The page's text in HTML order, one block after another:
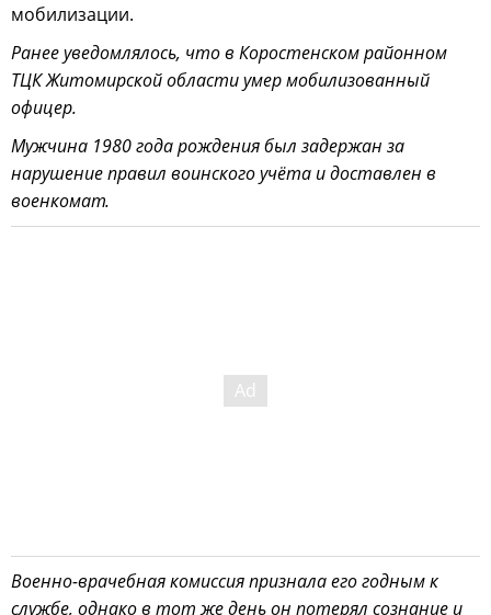
мобилизации.
Ранее уведомлялось, что в Коростенском районном
ТЦК Житомирской области умер мобилизованный
офицер.
Мужчина 1980 года рождения был задержан за
нарушение правил воинского учёта и доставлен в
военкомат.
Военно-врачебная комиссия признала его годным к
службе, однако в тот же день он потерял сознание и